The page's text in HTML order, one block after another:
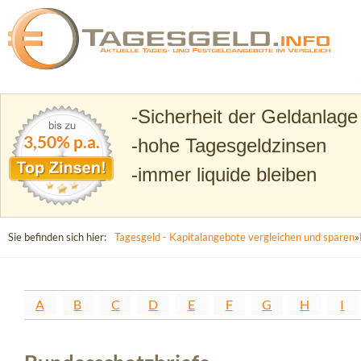
Tagesgeld.info – Tagesgeldkonten vergleichen und
3,50% p.a.
Sicherheit der Geldanlage
hohe Tagesgeldzinsen
immer liquide bleiben
Sie befinden sich hier: Tagesgeld - Kapitalangebote vergleichen und sparen»
A B C D E F G H I